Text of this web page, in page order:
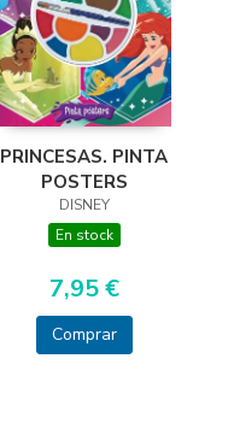
PRINCESAS. PINTA
POSTERS
DISNEY
En stock
7,95 €
Comprar